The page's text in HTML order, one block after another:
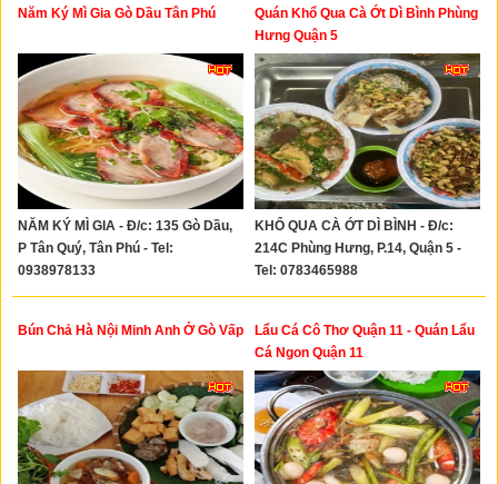
Năm Ký Mì Gia Gò Dầu Tân Phú
NĂM KÝ MÌ GIA - Đ/c: 135 Gò Dầu,
P Tân Quý, Tân Phú - Tel:
0938978133
Quán Khổ Qua Cà Ớt Dì Bình Phùng
Hưng Quận 5
KHỔ QUA CÀ ỚT DÌ BÌNH - Đ/c:
214C Phùng Hưng, P.14, Quận 5 -
Tel: 0783465988
Bún Chả Hà Nội Minh Anh Ở Gò Vấp
Lẩu Cá Cô Thơ Quận 11 - Quán Lẩu
Cá Ngon Quận 11